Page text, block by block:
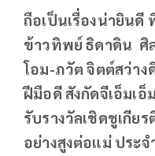
ถือเป็นเรื่องน่ายินดี
ข้าวทิพย์ ธิดาดิน ศิ
โอม-ภวัต จิตต์สว่า
ฝีมือดี สังกัดจีเอ็มเอ็
รับรางวัลเชิดชูเกีย
อย่างสูงต่อแม่ ประจ